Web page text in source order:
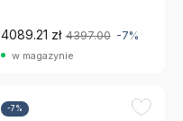
4089.21 zł 4397.00 -7%
w magazynie
-7%